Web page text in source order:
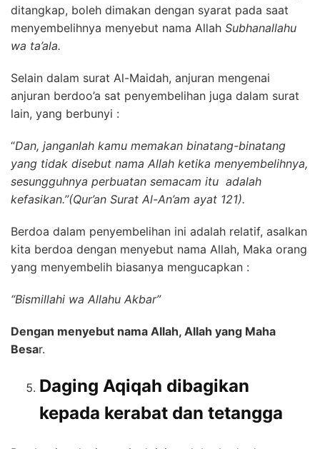
ditangkap, boleh dimakan dengan syarat pada saat
menyembelihnya menyebut nama Allah Subhanallahu
wa ta’ala.
Selain dalam surat Al-Maidah, anjuran mengenai
anjuran berdoo’a sat penyembelihan juga dalam surat
lain, yang berbunyi :
“Dan, janganlah kamu memakan binatang-binatang
yang tidak disebut nama Allah ketika menyembelihnya,
sesungguhnya perbuatan semacam itu adalah
kefasikan.”(Qur’an Surat Al-An’am ayat 121).
Berdoa dalam penyembelihan ini adalah relatif, asalkan
kita berdoa dengan menyebut nama Allah, Maka orang
yang menyembelih biasanya mengucapkan :
“Bismillahi wa Allahu Akbar”
Dengan menyebut nama Allah, Allah yang Maha
Besar.
Daging Aqiqah dibagikan
kepada kerabat dan tetangga